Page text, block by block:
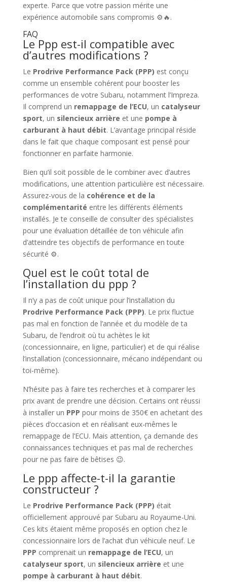
experte. Parce que votre passion mérite une
expérience automobile sans compromis ⚙️🔥.
FAQ
Le Ppp est-il compatible avec
d’autres modifications ?
Le Prodrive Performance Pack (PPP) est conçu
comme un ensemble cohérent pour booster les
performances de votre Subaru, notamment l’Impreza.
Il comprend un remappage de l’ECU, un catalyseur
sport, un silencieux arrière et une pompe à
carburant à haut débit. L’avantage principal réside
dans le fait que chaque composant est pensé pour
fonctionner en parfaite harmonie.
Bien qu’il soit possible de le combiner avec d’autres
modifications, une attention particulière est nécessaire.
Assurez-vous de la cohérence et de la
complémentarité entre les différents éléments
installés. Je te conseille de consulter des spécialistes
pour une évaluation détaillée de ton véhicule afin
d’atteindre tes objectifs de performance en toute
sécurité ⚙️.
Quel est le coût total de
l’installation du ppp ?
Il n’y a pas de coût unique pour l’installation du
Prodrive Performance Pack (PPP). Le prix fluctue
pas mal en fonction de l’année et du modèle de ta
Subaru, de l’endroit où tu achètes le kit
(concessionnaire, en ligne, particulier) et de qui réalise
l’installation (concessionnaire, mécano indépendant ou
toi-même).
N’hésite pas à faire tes recherches et à comparer les
prix avant de prendre une décision. Certains ont réussi
à installer un PPP pour moins de 350€ en achetant des
pièces d’occasion et en réalisant eux-mêmes le
remappage de l’ECU. Mais attention, ça demande des
connaissances techniques et pas mal de recherches
pour ne pas faire de bêtises 😉.
Le ppp affecte-t-il la garantie
constructeur ?
Le Prodrive Performance Pack (PPP) était
officiellement approuvé par Subaru au Royaume-Uni.
Ces kits étaient même proposés en option chez le
concessionnaire lors de l’achat d’un véhicule neuf. Le
PPP comprenait un remappage de l’ECU, un
catalyseur sport, un silencieux arrière et une
pompe à carburant à haut débit.